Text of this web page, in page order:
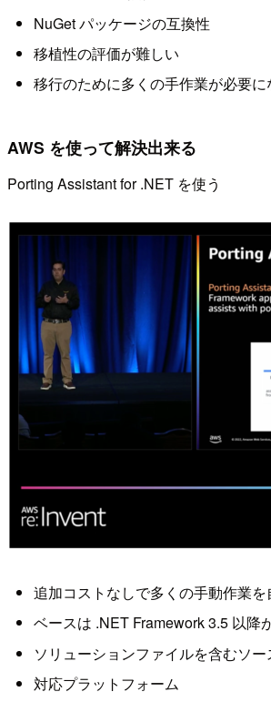
NuGet パッケージの互換性
移植性の評価が難しい
移行のために多くの手作業が必要に
AWS を使って解決出来る
Porting Assistant for .NET を使う
追加コストなしで多くの手動作業を
ベースは .NET Framework 3.5 以降
ソリューションファイルを含むソ
対応プラットフォーム